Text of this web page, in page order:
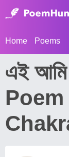
Home Poems
এই